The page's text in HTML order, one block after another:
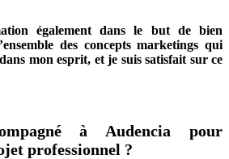
également dans le but de bien
des concepts marketings qui
mon esprit, et je suis satisfait sur ce
à Audencia pour
professionnel ?